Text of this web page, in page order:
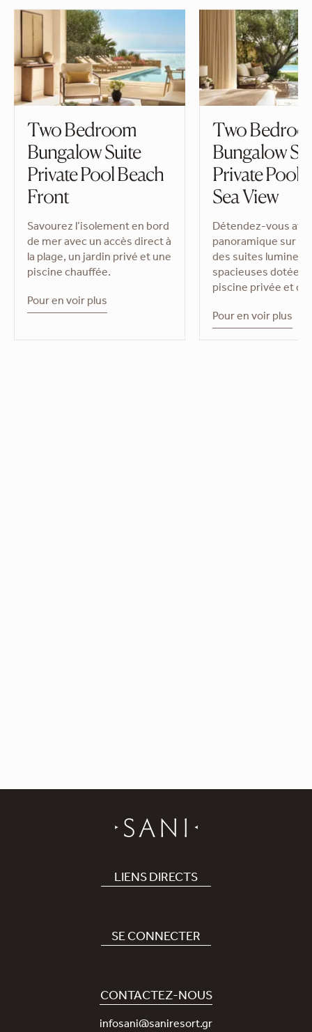
Two Bedroom
Bungalow Suite
Private Pool Beach
Front
Savourez l’isolement en bord
de mer avec un accès direct à
la plage, un jardin privé et une
piscine chauffée.
Pour en voir plus
Two
Bungalow
Private Pool
Sea View
Détendez-vous
panoramique sur la
des suites
spacieuses dotées
piscine privée et
Pour en voir plus
LIENS DIRECTS
Recrutement
News
Récompenses
SE CONNECTER
Sani Rewards
CONTACTEZ-NOUS
infosani@saniresort.gr